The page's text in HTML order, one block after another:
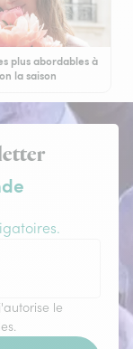
plus abordables à
la saison
le